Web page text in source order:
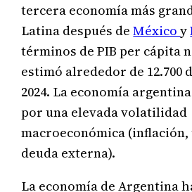
tercera economía más
Latina después deMéxicoy
términos de PIB per cápita
estimó alrededor de 12.700
2024. La economía
por una elevada volatilidad
macroeconómica
deuda externa).
La economía de Argentina